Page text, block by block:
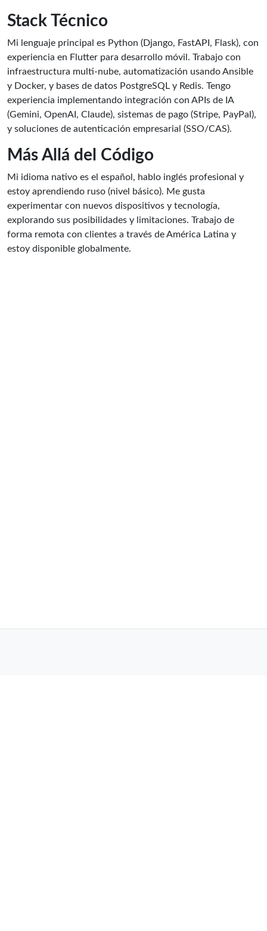
Stack Técnico
Mi lenguaje principal es Python (Django, FastAPI, Flask), con
experiencia en Flutter para desarrollo móvil. Trabajo con
infraestructura multi-nube, automatización usando Ansible
y Docker, y bases de datos PostgreSQL y Redis. Tengo
experiencia implementando integración con APIs de IA
(Gemini, OpenAI, Claude), sistemas de pago (Stripe, PayPal),
y soluciones de autenticación empresarial (SSO/CAS).
Más Allá del Código
Mi idioma nativo es el español, hablo inglés profesional y
estoy aprendiendo ruso (nivel básico). Me gusta
experimentar con nuevos dispositivos y tecnología,
explorando sus posibilidades y limitaciones. Trabajo de
forma remota con clientes a través de América Latina y
estoy disponible globalmente.